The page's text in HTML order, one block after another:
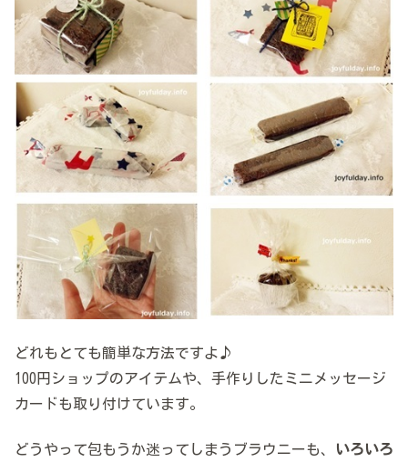
どれもとても簡単な方法ですよ♪
100円ショップのアイテムや、手作りしたミニメッセージ
カードも取り付けています。
どうやって包もうか迷ってしまうブラウニーも、
いろいろ